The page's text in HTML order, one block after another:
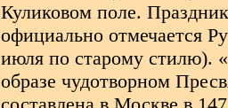
Куликовом поле.
официально отмечается
июля по старому стилю).
образе чудотворном